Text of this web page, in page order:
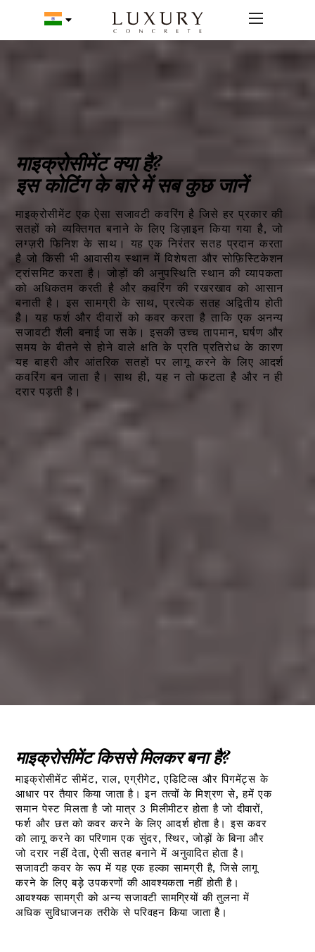
माइक्रोसीमेंट क्या है?
इस कोटिंग के बारे में सब कुछ जानें
माइक्रोसीमेंट एक ऐसा सजावटी कवरिंग है जिसे हर प्रकार की
सतहों को व्यक्तिगत बनाने के लिए डिज़ाइन किया गया है, जो
लग्ज़री फिनिश के साथ। यह एक निरंतर सतह प्रदान करता
है जो किसी भी आवासीय स्थान में विशेषता और सोफ़िस्टिकेशन
ट्रांसमिट करता है। जोड़ों की अनुपस्थिति स्थान की व्यापकता
को अधिकतम करती है और कवरिंग की रखरखाव को आसान
बनाती है। इस सामग्री के साथ, प्रत्येक सतह अद्वितीय होती
है। यह फर्श और दीवारों को कवर करता है ताकि एक अनन्य
सजावटी शैली बनाई जा सके। इसकी उच्च तापमान, घर्षण और
समय के बीतने से होने वाले क्षति के प्रति प्रतिरोध के कारण
यह बाहरी और आंतरिक सतहों पर लागू करने के लिए आदर्श
कवरिंग बन जाता है। साथ ही, यह न तो फटता है और न ही
दरार पड़ती है।
माइक्रोसीमेंट किससे मिलकर बना है?
माइक्रोसीमेंट सीमेंट, राल, एग्रीगेट, एडिटिव्स और पिगमेंट्स के
आधार पर तैयार किया जाता है। इन तत्वों के मिश्रण से, हमें एक
समान पेस्ट मिलता है जो मात्र 3 मिलीमीटर होता है जो दीवारों,
फर्श और छत को कवर करने के लिए आदर्श होता है। इस कवर
को लागू करने का परिणाम एक सुंदर, स्थिर, जोड़ों के बिना और
जो दरार नहीं देता, ऐसी सतह बनाने में अनुवादित होता है।
सजावटी कवर के रूप में यह एक हल्का सामग्री है, जिसे लागू
करने के लिए बड़े उपकरणों की आवश्यकता नहीं होती है।
आवश्यक सामग्री को अन्य सजावटी सामग्रियों की तुलना में
अधिक सुविधाजनक तरीके से परिवहन किया जाता है।